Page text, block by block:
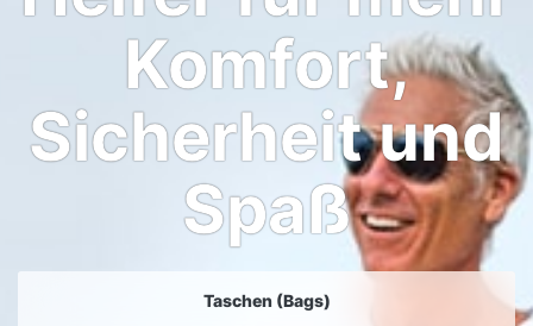
Komfort,
Sicherheit und
Spaß
Taschen (Bags)